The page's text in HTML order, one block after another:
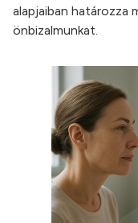
alapjaiban határozza
önbizalmunkat.